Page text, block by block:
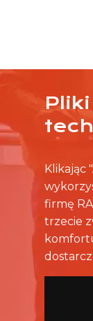
ŻADNA
Klikając
firmę
trzecie